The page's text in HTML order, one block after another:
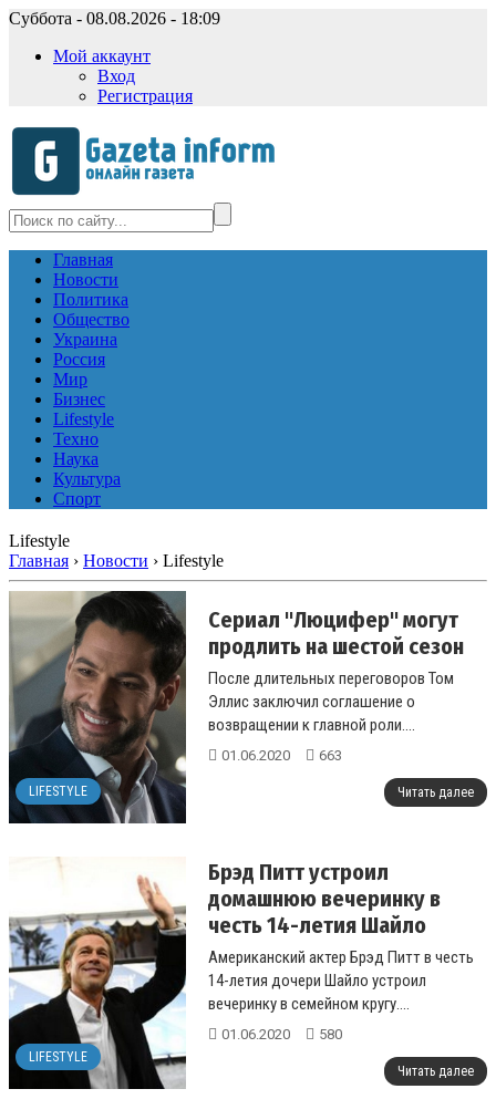
Суббота - 08.08.2026 - 18:09
Мой аккаунт
Вход
Регистрация
Главная
Новости
Политика
Общество
Украина
Россия
Мир
Бизнес
Lifestyle
Техно
Наука
Культура
Спорт
Lifestyle
Главная › Новости › Lifestyle
LIFESTYLE
Сериал "Люцифер" могут
продлить на шестой сезон
После длительных переговоров Том
Эллис заключил соглашение о
возвращении к главной роли....
01.06.2020 663
Читать далее
LIFESTYLE
Брэд Питт устроил
домашнюю вечеринку в
честь 14-летия Шайло
Американский актер Брэд Питт в честь
14-летия дочери Шайло устроил
вечеринку в семейном кругу....
01.06.2020 580
Читать далее